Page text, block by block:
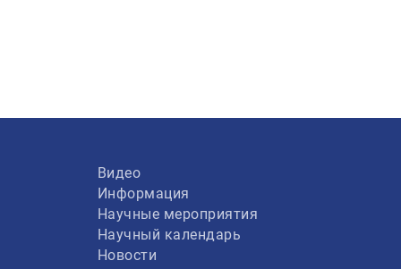
Видео
Информация
Научные мероприятия
Научный календарь
Новости